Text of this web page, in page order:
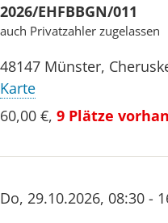
2026/EHFBBGN/011
auch Privatzahler zugelassen
48147 Münster,
Karte
60,00 €, 9 Plätze
Do, 29.10.2026, 08:30 -